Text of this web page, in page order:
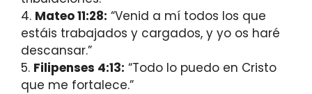
4. Mateo 11:28: “Venid a mí todos los que
estáis trabajados y cargados, y yo os haré
descansar.”
5. Filipenses 4:13: “Todo lo puedo en Cristo
que me fortalece.”